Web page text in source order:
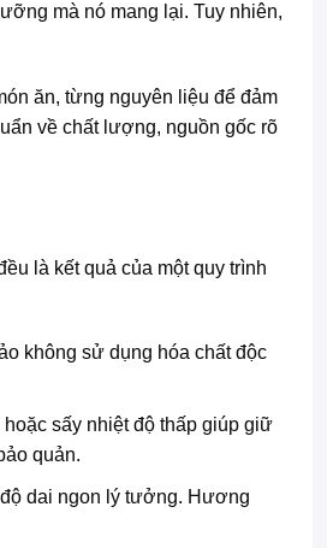
mà nó mang lại. Tuy nhiên,
ăn, từng nguyên liệu để đảm
về chất lượng, nguồn gốc rõ
là kết quả của một quy trình
không sử dụng hóa chất độc
sấy nhiệt độ thấp giúp giữ
quản.
dai ngon lý tưởng. Hương